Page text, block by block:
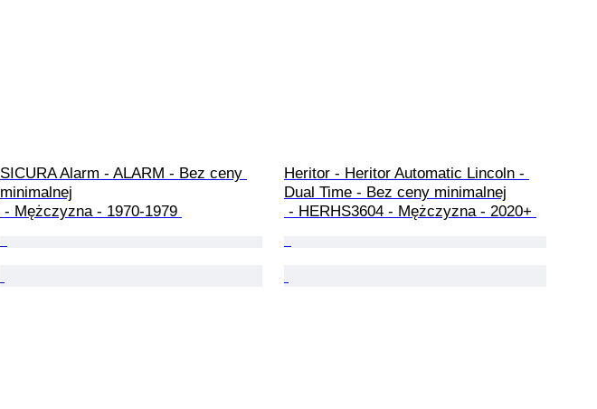
SICURA Alarm - ALARM - Bez ceny
minimalnej
- Mężczyzna - 1970-1979
Heritor - Heritor Automatic Lincoln -
Dual Time - Bez ceny minimalnej
- HERHS3604 - Mężczyzna - 2020+